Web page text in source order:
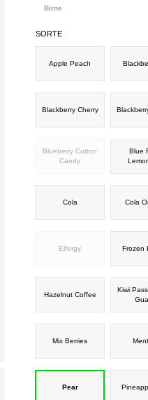
Birne
SORTE
Apple Peach
Blackberry Cherry
Blueberry Cotton
Candy
Blue
Cola Cola
Elfergy Frozen
Hazelnut Coffee
Kiwi
Mix Berries
Pear